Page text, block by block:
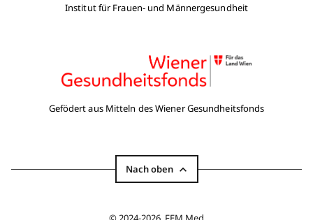
Institut für Frauen- und Männergesundheit
Gefödert aus Mitteln des Wiener Gesundheitsfonds
Nach oben